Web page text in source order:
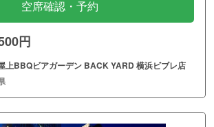
空席確認・予約
円
上BBQビアガーデン BACK YARD 横浜ビブレ店